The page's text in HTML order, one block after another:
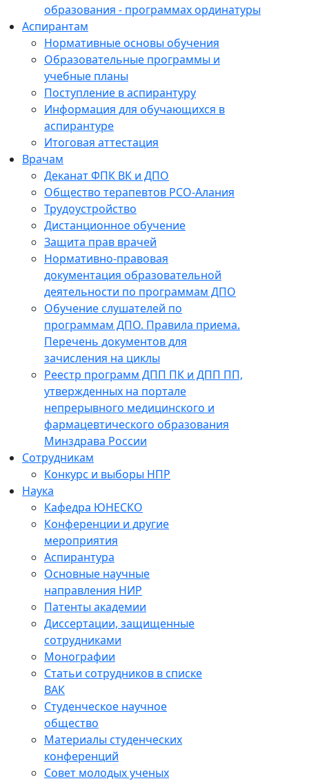
образования - программах ординатуры
Аспирантам
Нормативные основы обучения
Образовательные программы и
учебные планы
Поступление в аспирантуру
Информация для обучающихся в
аспирантуре
Итоговая аттестация
Врачам
Деканат ФПК ВК и ДПО
Общество терапевтов РСО-Алания
Трудоустройство
Дистанционное обучение
Защита прав врачей
Нормативно-правовая
документация образовательной
деятельности по программам ДПО
Обучение слушателей по
программам ДПО. Правила приема.
Перечень документов для
зачисления на циклы
Реестр программ ДПП ПК и ДПП ПП,
утвержденных на портале
непрерывного медицинского и
фармацевтического образования
Минздрава России
Сотрудникам
Конкурс и выборы НПР
Наука
Кафедра ЮНЕСКО
Конференции и другие
мероприятия
Аспирантура
Основные научные
направления НИР
Патенты академии
Диссертации, защищенные
сотрудниками
Монографии
Статьи сотрудников в списке
ВАК
Студенческое научное
общество
Материалы студенческих
конференций
Совет молодых ученых